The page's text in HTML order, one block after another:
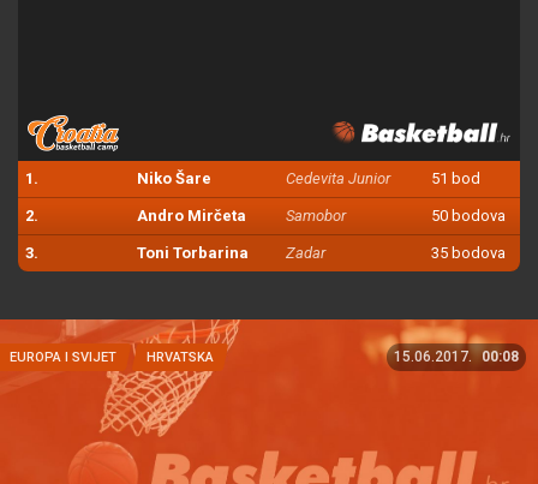
1. Niko Šare Cedevita Junior 51 bod
2. Andro Mirčeta Samobor 50 bodova
3. Toni Torbarina Zadar 35 bodova
EUROPA I SVIJET HRVATSKA 15.06.2017. 00:08